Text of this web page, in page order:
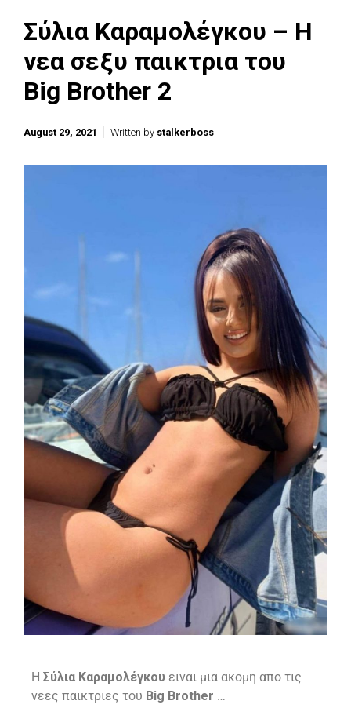
Σύλια Καραμολέγκου – Η
νεα σεξυ παικτρια του
Big Brother 2
August 29, 2021 Written by stalkerboss
H Σύλια Καραμολέγκου ειναι μια ακομη απο τις
νεες παικτριες του Big Brother …